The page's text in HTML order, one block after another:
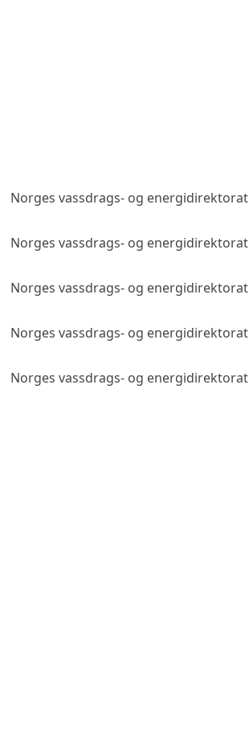
Norges vassdrags- og energidirektorat
Norges vassdrags- og energidirektorat
Norges vassdrags- og energidirektorat
Norges vassdrags- og energidirektorat
Norges vassdrags- og energidirektorat